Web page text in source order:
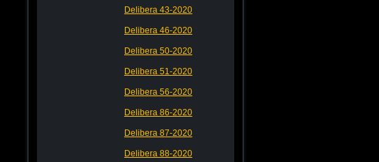
Delibera 43-2020
Delibera 46-2020
Delibera 50-2020
Delibera 51-2020
Delibera 56-2020
Delibera 86-2020
Delibera 87-2020
Delibera 88-2020